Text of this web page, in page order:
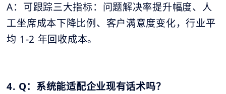
A：可跟踪三大指标：问题解决率提升幅度、人
工坐席成本下降比例、客户满意度变化，行业平
均 1-2 年回收成本。
4. Q：系统能适配企业现有话术吗？